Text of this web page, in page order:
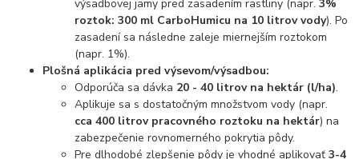
výsadbovej jamy pred zasadením rastliny (napr.3%
roztok: 300 ml CarboHumicu na 10 litrov vody). Po
zasadení sa následne zaleje miernejším roztokom
(napr. 1%).
Plošná aplikácia pred výsevom/výsadbou:
Odporúča sa dávka 20 - 40 litrov na hektár (l/ha).
Aplikuje sa s dostatočným množstvom vody (napr.
cca 400 litrov pracovného roztoku na hektár) na
zabezpečenie rovnomerného pokrytia pôdy.
Pre dlhodobé zlepšenie pôdy je vhodné aplikovať3-4